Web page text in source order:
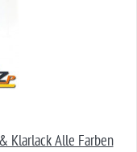
Klarlack Alle Farben